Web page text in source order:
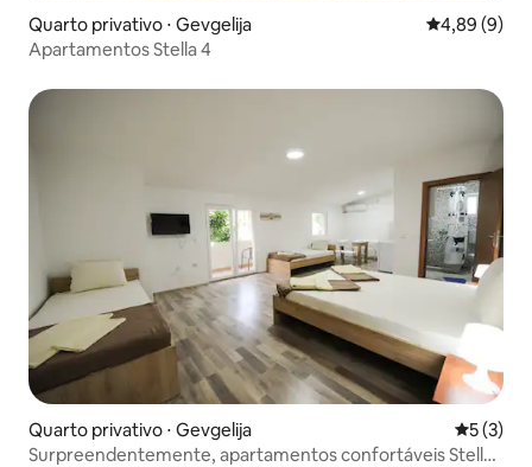
Quarto privativo ⋅ Gevgelija 4,89 de uma
4,89 (9)
Apartamentos Stella 4
Quarto privativo ⋅ Gevgelija 5 de
5 (3)
Surpreendentemente, apartamentos confortáveis Stella